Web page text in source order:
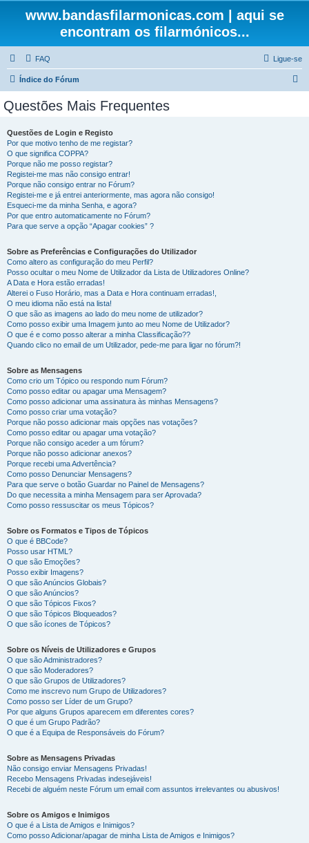
www.bandasfilarmonicas.com | aqui se
encontram os filarmónicos...
FAQ Ligue-se
Índice do Fórum
Questões Mais Frequentes
Questões de Login e Registo
Por que motivo tenho de me registar?
O que significa COPPA?
Porque não me posso registar?
Registei-me mas não consigo entrar!
Porque não consigo entrar no Fórum?
Registei-me e já entrei anteriormente, mas agora não consigo!
Esqueci-me da minha Senha, e agora?
Por que entro automaticamente no Fórum?
Para que serve a opção “Apagar cookies” ?
Sobre as Preferências e Configurações do Utilizador
Como altero as configuração do meu Perfil?
Posso ocultar o meu Nome de Utilizador da Lista de Utilizadores Online?
A Data e Hora estão erradas!
Alterei o Fuso Horário, mas a Data e Hora continuam erradas!,
O meu idioma não está na lista!
O que são as imagens ao lado do meu nome de utilizador?
Como posso exibir uma Imagem junto ao meu Nome de Utilizador?
O que é e como posso alterar a minha Classificação??
Quando clico no email de um Utilizador, pede-me para ligar no fórum?!
Sobre as Mensagens
Como crio um Tópico ou respondo num Fórum?
Como posso editar ou apagar uma Mensagem?
Como posso adicionar uma assinatura às minhas Mensagens?
Como posso criar uma votação?
Porque não posso adicionar mais opções nas votações?
Como posso editar ou apagar uma votação?
Porque não consigo aceder a um fórum?
Porque não posso adicionar anexos?
Porque recebi uma Advertência?
Como posso Denunciar Mensagens?
Para que serve o botão Guardar no Painel de Mensagens?
Do que necessita a minha Mensagem para ser Aprovada?
Como posso ressuscitar os meus Tópicos?
Sobre os Formatos e Tipos de Tópicos
O que é BBCode?
Posso usar HTML?
O que são Emoções?
Posso exibir Imagens?
O que são Anúncios Globais?
O que são Anúncios?
O que são Tópicos Fixos?
O que são Tópicos Bloqueados?
O que são ícones de Tópicos?
Sobre os Níveis de Utilizadores e Grupos
O que são Administradores?
O que são Moderadores?
O que são Grupos de Utilizadores?
Como me inscrevo num Grupo de Utilizadores?
Como posso ser Líder de um Grupo?
Por que alguns Grupos aparecem em diferentes cores?
O que é um Grupo Padrão?
O que é a Equipa de Responsáveis do Fórum?
Sobre as Mensagens Privadas
Não consigo enviar Mensagens Privadas!
Recebo Mensagens Privadas indesejáveis!
Recebi de alguém neste Fórum um email com assuntos irrelevantes ou abusivos!
Sobre os Amigos e Inimigos
O que é a Lista de Amigos e Inimigos?
Como posso Adicionar/apagar de minha Lista de Amigos e Inimigos?